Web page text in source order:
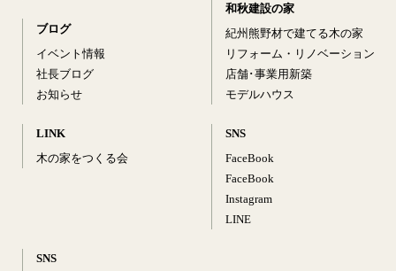
ブログ
イベント情報
社長ブログ
お知らせ
LINK
木の家をつくる会
和秋建設の家
紀州熊野材で建てる木の家
リフォーム・リノベーション
店舗･事業用新築
モデルハウス
SNS
FaceBook
FaceBook
Instagram
LINE
SNS